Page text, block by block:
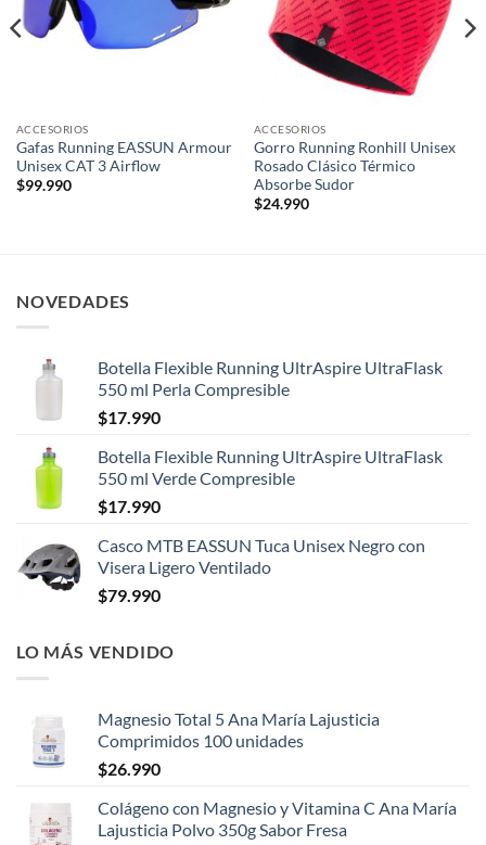
ACCESORIOS
Gafas Running EASSUN Armour
Unisex CAT 3 Airflow
$99.990
ACCESORIOS
Gorro Running Ronhill Unisex
Rosado Clásico Térmico
Absorbe Sudor
$24.990
NOVEDADES
Botella Flexible Running UltrAspire UltraFlask
550 ml Perla Compresible
$17.990
Botella Flexible Running UltrAspire UltraFlask
550 ml Verde Compresible
$17.990
Casco MTB EASSUN Tuca Unisex Negro con
Visera Ligero Ventilado
$79.990
LO MÁS VENDIDO
Magnesio Total 5 Ana María Lajusticia
Comprimidos 100 unidades
$26.990
Colágeno con Magnesio y Vitamina C Ana María
Lajusticia Polvo 350g Sabor Fresa